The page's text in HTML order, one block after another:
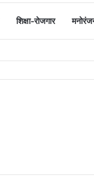
शिक्षा-रोजगार